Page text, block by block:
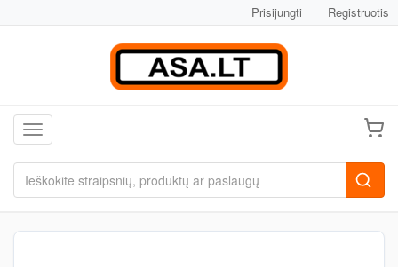
Prisijungti Registruotis
Toggle navigation